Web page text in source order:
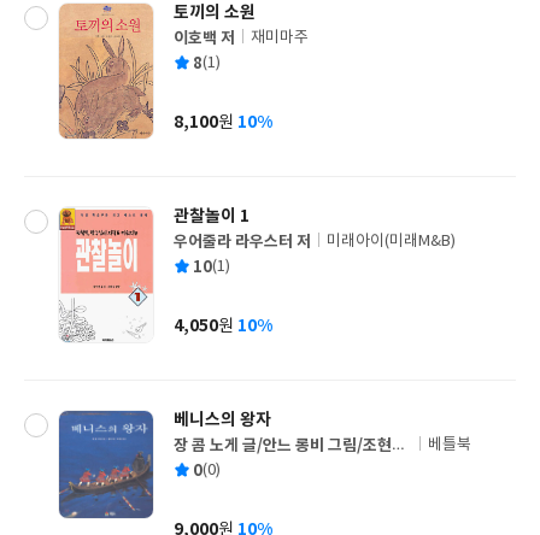
토끼의 소원
글
쓴
이호백 저
출
사
재미마주
평 8(1)
가
8,100원 10%
관찰놀이 1
글
쓴
우어줄라 라우스터 저
출
사
미래아이(미래M&B)
평 10(1)
가
4,050원 10%
베니스의 왕자
글
쓴
장 콤 노게 글/안느 롱비 그림/조현실
역
출
사
베틀북
평 0(0)
9,000원 10%